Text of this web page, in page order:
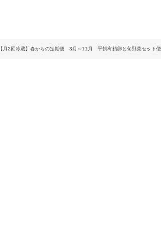
【月2回冷蔵】春からの定期便 3月～11月 平飼有精卵と旬野菜セット便